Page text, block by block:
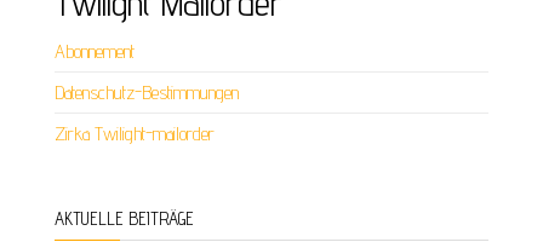
Abonnement
Datenschutz-Bestimmungen
Zirka Twilight-mailorder
AKTUELLE BEITRÄGE